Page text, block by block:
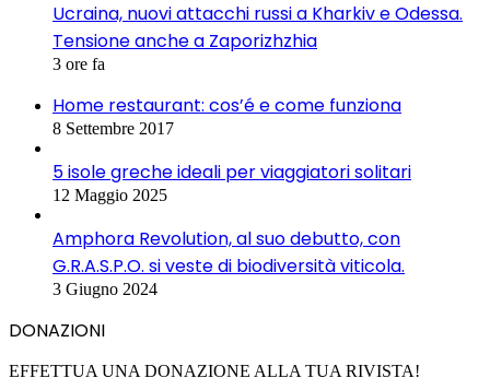
Ucraina, nuovi attacchi russi a Kharkiv e Odessa.
Tensione anche a Zaporizhzhia
3 ore fa
Home restaurant: cos’é e come funziona
8 Settembre 2017
5 isole greche ideali per viaggiatori solitari
12 Maggio 2025
Amphora Revolution, al suo debutto, con
G.R.A.S.P.O. si veste di biodiversità viticola.
3 Giugno 2024
DONAZIONI
EFFETTUA UNA DONAZIONE ALLA TUA RIVISTA!